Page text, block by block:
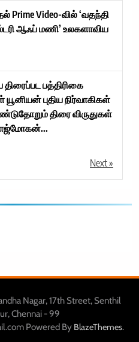
Prime Video-வில் ‘வதந்தி
ஆஃப் மணி’ உலகளாவிய
பத்திரிகை
புதிய நிர்வாகிகள்
திரை விருதுகள்
Next »
Nagar, 17th Street, Senthil
Chennai - 99
Powered By BlazeThemes.